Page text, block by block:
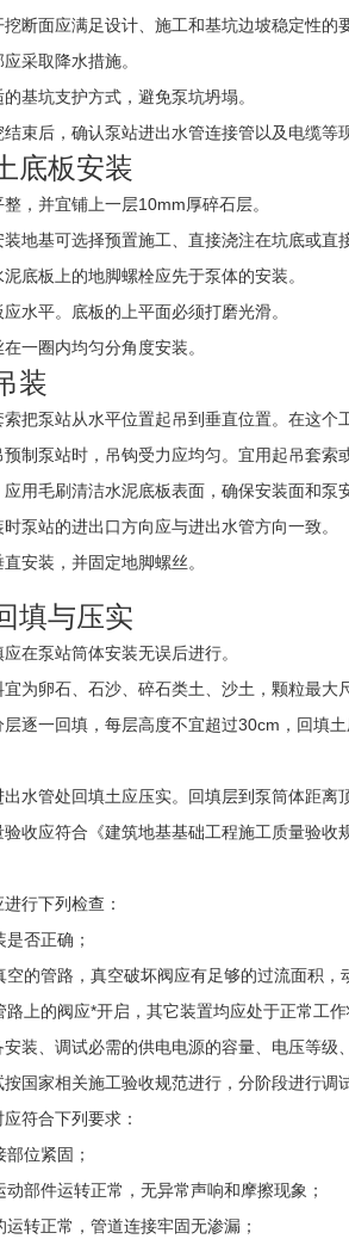
断面应满足设计、施工和基坑边坡稳定性的
采取降水措施。
基坑支护方式，避免泵坑坍塌。
束后，确认泵站进出水管连接管以及电缆等
底板安装
，并宜铺上一层10mm厚碎石层。
地基可选择预置施工、直接浇注在坑底或直
底板上的地脚螺栓应先于泵体的安装。
水平。底板的上平面必须打磨光滑。
一圈内均匀分角度安装。
装
把泵站从水平位置起吊到垂直位置。在这个
制泵站时，吊钩受力应均匀。宜用起吊套索
用毛刷清洁水泥底板表面，确保安装面和泵
泵站的进出口方向应与进出水管方向一致。
安装，并固定地脚螺丝。
填与压实
在泵站筒体安装无误后进行。
为卵石、石沙、碎石类土、沙土，颗粒最大
逐一回填，每层高度不宜超过30cm，回填
水管处回填土应压实。回填层到泵筒体距离
收应符合《建筑地基基础工程施工质量验收
行下列检查：
否正确；
空的管路，真空破坏阀应有足够的过流面积，
上的阀应*开启，其它装置均应处于正常工作
装、调试必需的供电电源的容量、电压等级
国家相关施工验收规范进行，分阶段进行调试
符合下列要求：
位紧固；
动部件运转正常，无异常声响和摩擦现象；
转正常，管道连接牢固无渗漏；